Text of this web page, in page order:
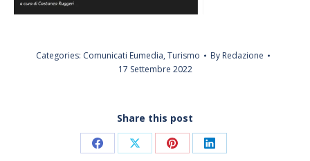
Categories: Comunicati Eumedia, Turismo By Redazione
17 Settembre 2022
Share this post
Share Share Share Share